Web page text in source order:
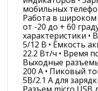
мобильных
Работа в широком
от -20 до + 60
характеристики •
5/12 В • Ёмкость
22.2 Вт/ч • Время
Выходные
200 А • Пиковый
5В/2.1 А для